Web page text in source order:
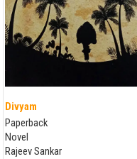
Divyam
Paperback
Novel
Rajeev Sankar